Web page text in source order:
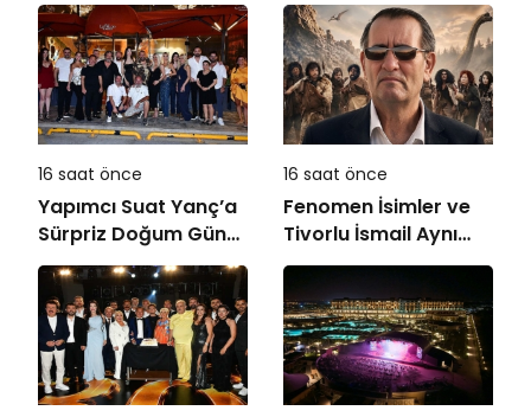
16 saat önce
Yapımcı Suat Yanç’a
Sürpriz Doğum Günü
Kutlaması!
16 saat önce
Fenomen İsimler ve
Tivorlu İsmail Aynı
Filmde Buluştu!
!Kozalak Devri! 7
Ağustos’ta Vizyonda